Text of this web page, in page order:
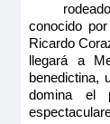
mismo.
balcón
un lavabo
cuadrados
hermosas
vestidor,
escritorio/
caja fuerte,
conocido
Ricardo
llegará a
benedictina,
domina el